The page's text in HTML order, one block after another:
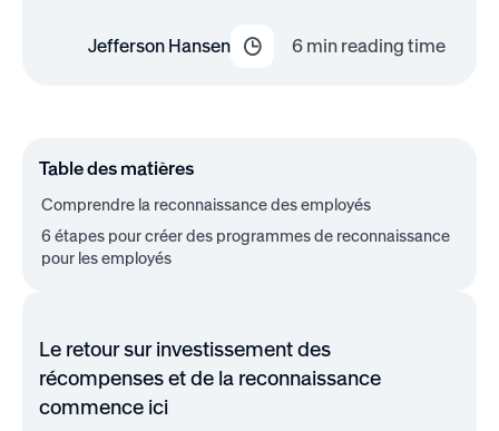
Jefferson Hansen 6min reading time
Table des matières
Comprendre la reconnaissance des employés
6 étapes pour créer des programmes de reconnaissance
pour les employés
Le retour sur investissement des
récompenses et de la reconnaissance
commence ici